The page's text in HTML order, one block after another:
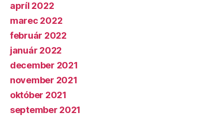
apríl 2022
marec 2022
február 2022
január 2022
december 2021
november 2021
október 2021
september 2021